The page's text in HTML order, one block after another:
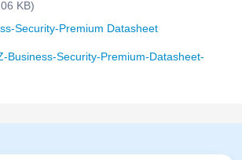
KB)
Security-Premium Datasheet
Business-Security-Premium-Datasheet-